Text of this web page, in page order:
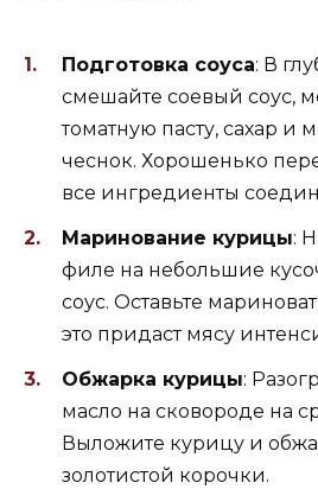
Подготовка соуса: В
смешайте соевый соус,
томатную пасту, сахар и
чеснок. Хорошенько
все ингредиенты
Маринование курицы:
филе на небольшие
соус. Оставьте
это придаст мясу
Обжарка курицы:
масло на сковороде на
Выложите курицу и
золотистой корочки.